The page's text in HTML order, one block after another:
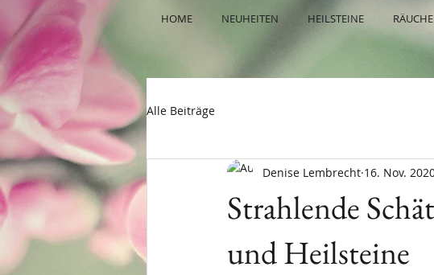
HOME NEUHEITEN HEILSTEINE
Alle Beiträge
Strahlende
und Heilsteine
Denise Lembrecht 16. Nov.